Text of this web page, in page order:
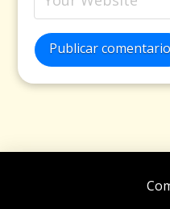
Publicar comentario